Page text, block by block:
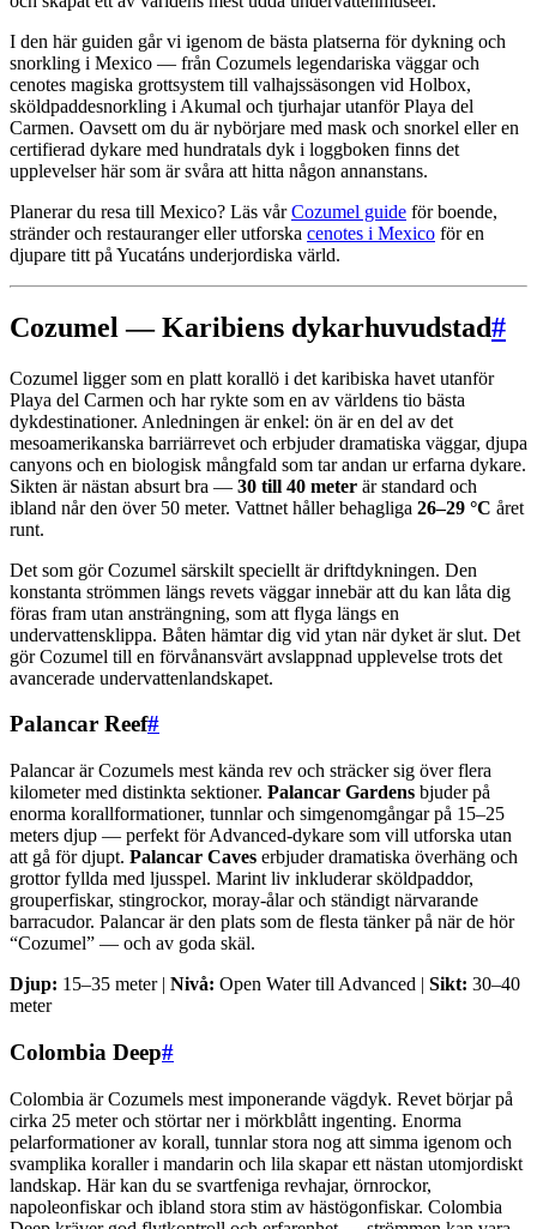
I den här guiden går vi igenom de bästa platserna för dykning och
snorkling i Mexico — från Cozumels legendariska väggar och
cenotes magiska grottsystem till valhajssäsongen vid Holbox,
sköldpaddesnorkling i Akumal och tjurhajar utanför Playa del
Carmen. Oavsett om du är nybörjare med mask och snorkel eller en
certifierad dykare med hundratals dyk i loggboken finns det
upplevelser här som är svåra att hitta någon annanstans.
Planerar du resa till Mexico? Läs vårCozumel guide för boende,
stränder och restauranger eller utforska cenotes i Mexico för en
djupare titt på Yucatáns underjordiska värld.
Cozumel — Karibiens dykarhuvudstad#
Cozumel ligger som en platt korallö i det karibiska havet utanför
Playa del Carmen och har rykte som en av världens tio bästa
dykdestinationer. Anledningen är enkel: ön är en del av det
mesoamerikanska barriärrevet och erbjuder dramatiska väggar, djupa
canyons och en biologisk mångfald som tar andan ur erfarna dykare.
Sikten är nästan absurt bra — 30 till 40 meter är standard och
ibland når den över 50 meter. Vattnet håller behagliga 26–29 °C året
runt.
Det som gör Cozumel särskilt speciellt är driftdykningen. Den
konstanta strömmen längs revets väggar innebär att du kan låta dig
föras fram utan ansträngning, som att flyga längs en
undervattensklippa. Båten hämtar dig vid ytan när dyket är slut. Det
gör Cozumel till en förvånansvärt avslappnad upplevelse trots det
avancerade undervattenlandskapet.
Palancar Reef#
Palancar är Cozumels mest kända rev och sträcker sig över flera
kilometer med distinkta sektioner. Palancar Gardens bjuder på
enorma korallformationer, tunnlar och simgenomgångar på 15–25
meters djup — perfekt för Advanced-dykare som vill utforska utan
att gå för djupt. Palancar Caves erbjuder dramatiska överhäng och
grottor fyllda med ljusspel. Marint liv inkluderar sköldpaddor,
grouperfiskar, stingrockor, moray-ålar och ständigt närvarande
barracudor. Palancar är den plats som de flesta tänker på när de hör
“Cozumel” — och av goda skäl.
Djup: 15–35 meter | Nivå: Open Water till Advanced | Sikt: 30–40
meter
Colombia Deep#
Colombia är Cozumels mest imponerande vägdyk. Revet börjar på
cirka 25 meter och störtar ner i mörkblått ingenting. Enorma
pelarformationer av korall, tunnlar stora nog att simma igenom och
svamplika koraller i mandarin och lila skapar ett nästan utomjordiskt
landskap. Här kan du se svartfeniga revhajar, örnrockor,
napoleonfiskar och ibland stora stim av hästögonfiskar. Colombia